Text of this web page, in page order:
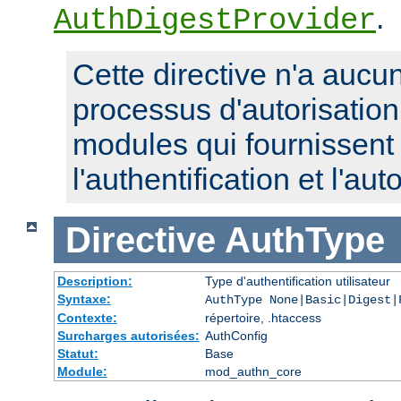
AuthDigestProvider.
Cette directive n'a
processus
modules qui
l'authentification et
Directive AuthType
Description:
Type d'authentification utilisateur
Syntaxe:
AuthType
Contexte:
répertoire, .htaccess
Surcharges autorisées: AuthConfig
Statut:
Base
Module:
mod_authn_core